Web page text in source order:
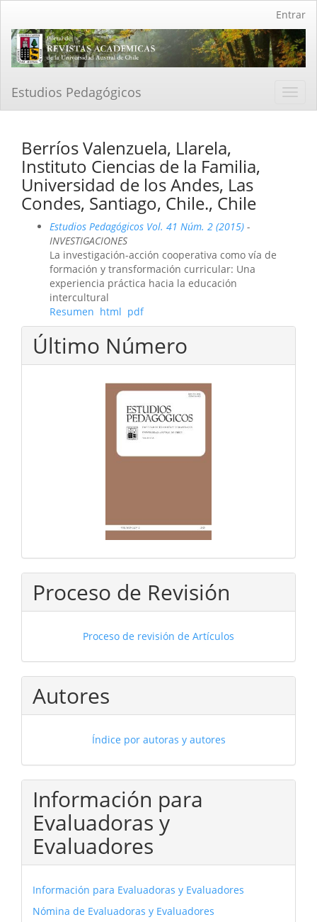
Contenido
principal
Barra
Entrar
Estudios Pedagógicos
Berríos Valenzuela, Llarela,
Instituto Ciencias de la Familia,
Universidad de los Andes, Las
Condes, Santiago, Chile., Chile
Estudios Pedagógicos Vol. 41 Núm. 2 (2015) -
INVESTIGACIONES
La investigación-acción cooperativa como vía de
formación y transformación curricular: Una
experiencia práctica hacia la educación
intercultural
Resumen html pdf
Último Número
Proceso de Revisión
Proceso de revisión de Artículos
Autores
Índice por autoras y autores
Información para
Evaluadoras y
Evaluadores
Información para Evaluadoras y Evaluadores
Nómina de Evaluadoras y Evaluadores